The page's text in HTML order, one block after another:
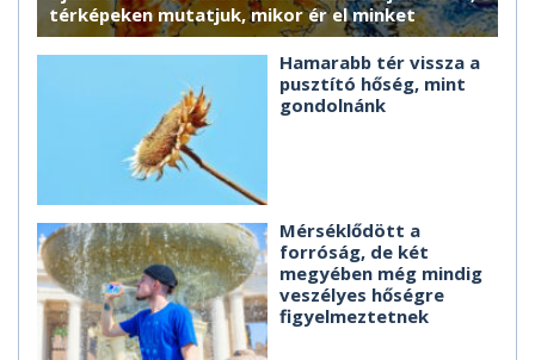
térképeken mutatjuk, mikor ér el minket
Hamarabb tér vissza a
pusztító hőség, mint
gondolnánk
Mérséklődött a
forróság, de két
megyében még mindig
veszélyes hőségre
figyelmeztetnek